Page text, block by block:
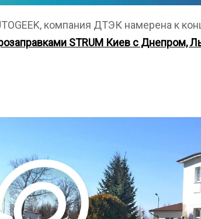
компания ДТЭК намерена к
STRUM Киев с Днепром,